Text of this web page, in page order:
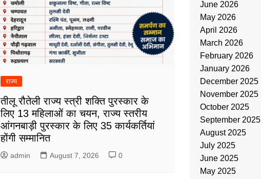
राज्य
तीलू रौतेली राज्य स्त्री शक्ति पुरस्कार के
लिए 13 महिलाओं का चयन, राज्य स्तरीय
आंगनबाड़ी पुरस्कार के लिए 35 कार्यकर्तियां
होंगी सम्मानित
admin August 7, 2026 0
June 2026
May 2026
April 2026
March 2026
February 2026
January 2026
December 2025
November 2025
October 2025
September 2025
August 2025
July 2025
June 2025
May 2025